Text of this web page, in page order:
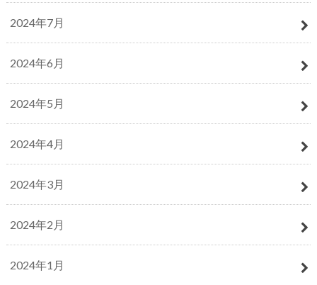
2024年7月
2024年6月
2024年5月
2024年4月
2024年3月
2024年2月
2024年1月